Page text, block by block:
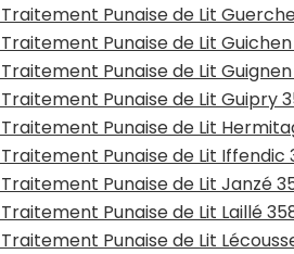
Punaise de Lit
Punaise de Lit
Punaise de Lit
Punaise de Lit Guipry
Punaise de Lit
Punaise de Lit Iffendic
Punaise de Lit Janzé
Punaise de Lit Laillé
Punaise de Lit